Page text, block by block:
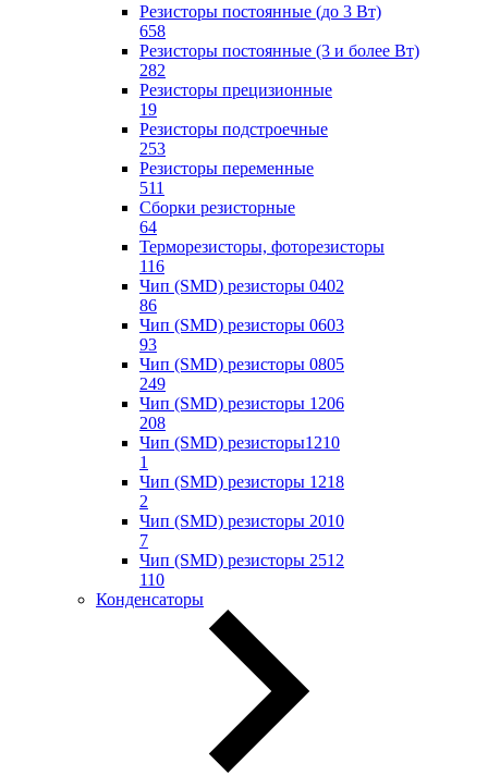
Резисторы постоянные (до 3 Вт)
658
Резисторы постоянные (3 и более Вт)
282
Резисторы прецизионные
19
Резисторы подстроечные
253
Резисторы переменные
511
Сборки резисторные
64
Терморезисторы, фоторезисторы
116
Чип (SMD) резисторы 0402
86
Чип (SMD) резисторы 0603
93
Чип (SMD) резисторы 0805
249
Чип (SMD) резисторы 1206
208
Чип (SMD) резисторы1210
1
Чип (SMD) резисторы 1218
2
Чип (SMD) резисторы 2010
7
Чип (SMD) резисторы 2512
110
Конденсаторы